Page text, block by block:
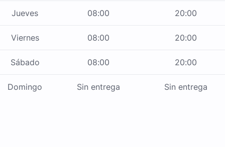
Jueves 08:00 20:00
Viernes 08:00 20:00
Sábado 08:00 20:00
Domingo Sin entrega Sin entrega